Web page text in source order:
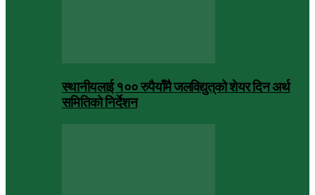
स्थानीयलाई १०० रुपैयाँमै जलविद्युत्‌को शेयर दिन अर्थ
समितिको निर्देशन